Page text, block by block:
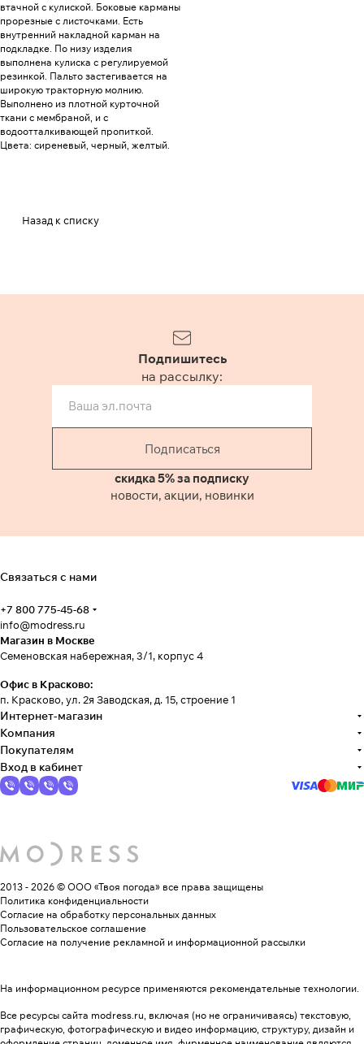
втачной с кулиской. Боковые карманы
прорезные с листочками. Есть
внутренний накладной карман на
подкладке. По низу изделия
выполнена кулиска с регулируемой
резинкой. Пальто застегивается на
широкую тракторную молнию.
Выполнено из плотной курточной
ткани с мембраной, и с
водоотталкивающей пропиткой.
Цвета: сиреневый, черный, желтый.
Назад к списку
Подпишитесь
на рассылку:
Подписаться
скидка 5% за подписку
новости, акции, новинки
Связаться с нами
+7 800 775-45-68
info@modress.ru
Магазин в Москве
Семеновская набережная, 3/1, корпус 4
Офис в Красково:
п. Красково, ул. 2я Заводская, д. 15, строение 1
Интернет-магазин
Компания
Покупателям
Вход в кабинет
2013 - 2026 © ООО «Твоя погода» все права защищены
Политика конфиденциальности
Согласие на обработку персональных данных
Пользовательское соглашение
Согласие на получение рекламной и информационной рассылки
На информационном ресурсе применяются рекомендательные технологии.
Все ресурсы сайта modress.ru, включая (но не ограничиваясь) текстовую,
графическую, фотографическую и видео информацию, структуру, дизайн и